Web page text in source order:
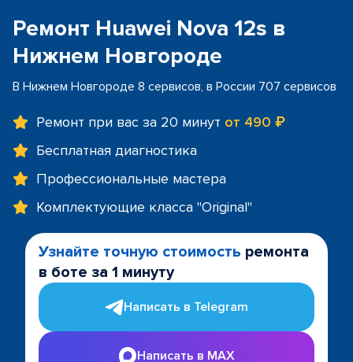
Ремонт Huawei Nova 12s в
Нижнем Новгороде
В Нижнем Новгороде 8 сервисов, в России 707 сервисов
Ремонт при вас за 20 минут от 490 ₽
Бесплатная диагностика
Профессиональные мастера
Комплектующие класса "Original"
Узнайте точную стоимость ремонта
в боте за 1 минуту
Написать в Telegram
Написать в MAX